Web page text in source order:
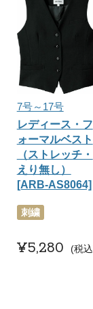
7号～17号
レディース・フ
ォーマルベスト
（ストレッチ・
えり無し）
[ARB-AS8064]
刺繍
¥5,280 税込